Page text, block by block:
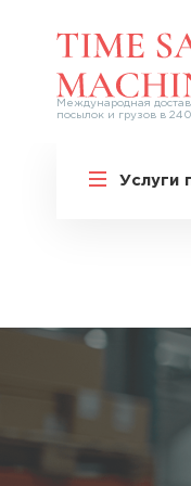
Международная
посылок и грузов в
Услуги
Самые